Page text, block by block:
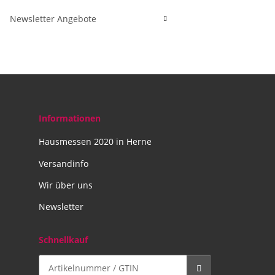
Newsletter Angebote
Informationen
Hausmessen 2020 in Herne
Versandinfo
Wir über uns
Newsletter
Schnellkauf